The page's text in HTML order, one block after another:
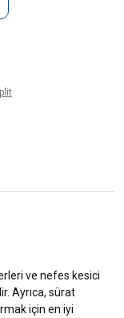
ve nefes kesici
Ayrıca, sürat
için en iyi